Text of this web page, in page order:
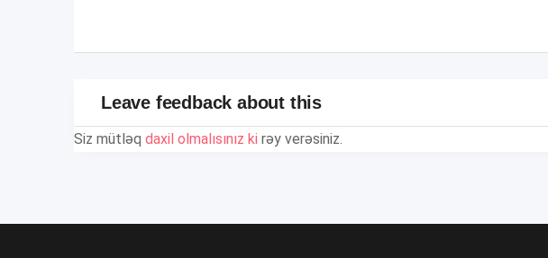
Leave feedback about this
Siz mütləq daxil olmalısınız ki rəy verəsiniz.